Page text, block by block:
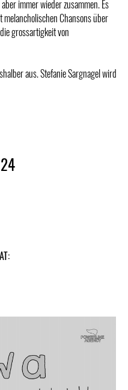
immer wieder zusammen. Es
Chansons über
grossartigkeit von
aus. Stefanie Sargnagel wird